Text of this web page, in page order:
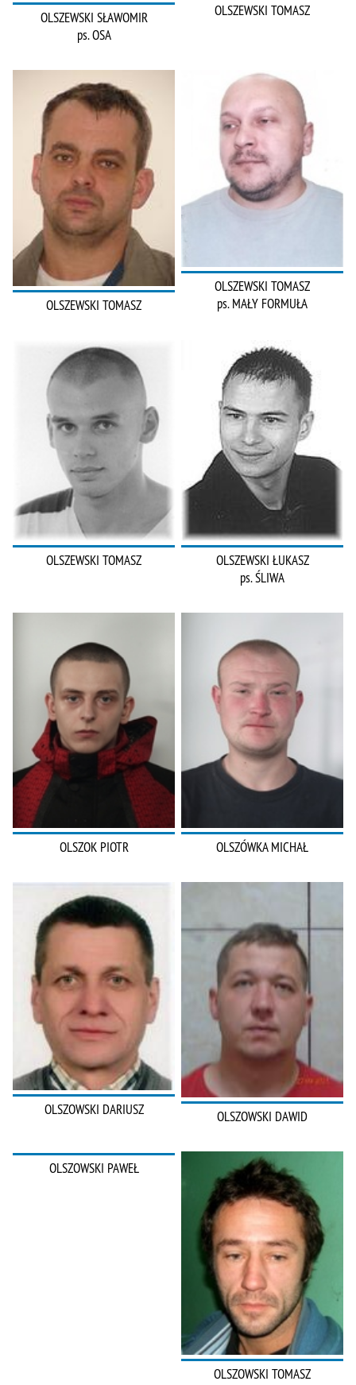
OLSZEWSKI SŁAWOMIR
ps. OSA
OLSZEWSKI TOMASZ
OLSZEWSKI TOMASZ
OLSZEWSKI TOMASZ
ps. MAŁY FORMUŁA
OLSZEWSKI TOMASZ
OLSZEWSKI ŁUKASZ
ps. ŚLIWA
OLSZOK PIOTR OLSZÓWKA MICHAŁ
OLSZOWSKI DARIUSZ OLSZOWSKI DAWID
OLSZOWSKI PAWEŁ
OLSZOWSKI TOMASZ